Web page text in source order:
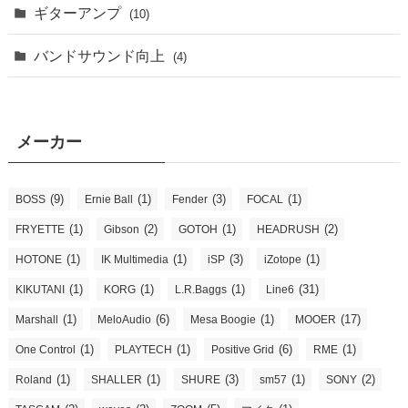
ギターアンプ (10)
バンドサウンド向上 (4)
メーカー
BOSS (9) Ernie Ball (1) Fender (3) FOCAL (1)
FRYETTE (1) Gibson (2) GOTOH (1) HEADRUSH (2)
HOTONE (1) IK Multimedia (1) iSP (3) iZotope (1)
KIKUTANI (1) KORG (1) L.R.Baggs (1) Line6 (31)
Marshall (1) MeloAudio (6) Mesa Boogie (1) MOOER (17)
One Control (1) PLAYTECH (1) Positive Grid (6) RME (1)
Roland (1) SHALLER (1) SHURE (3) sm57 (1) SONY (2)